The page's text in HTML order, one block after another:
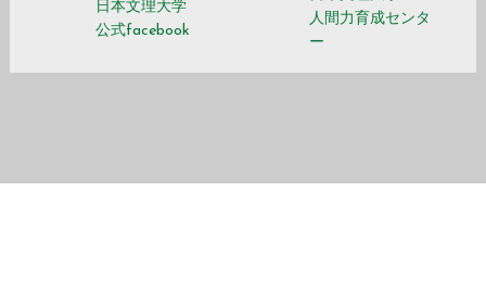
日本文理大学
公式facebook
人間力育成センタ
ー